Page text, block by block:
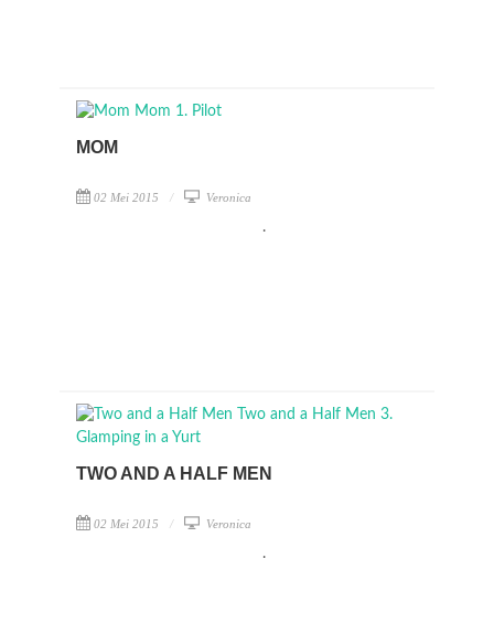
MOM
02 Mei 2015 Veronica
.
TWO AND A HALF MEN
02 Mei 2015 Veronica
.